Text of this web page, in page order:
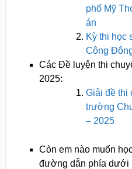
phố Mỹ
án
Kỳ thi học
Công
Các Đề luyện thi
2025:
Giải đề thi
trường
– 2025
Còn em nào muốn
đường dẫn phía dưới